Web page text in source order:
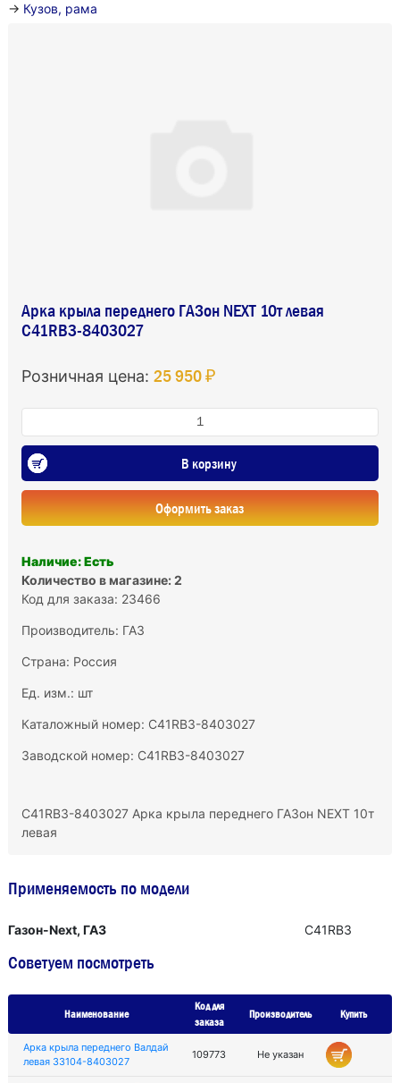
→ Кузов, рама
Арка крыла переднего ГАЗон NEXT 10т левая
C41RB3-8403027
Розничная цена: 25 950 ₽
В корзину
Оформить заказ
Наличие: Есть
Количество в магазине: 2
Код для заказа: 23466
Производитель: ГАЗ
Страна: Россия
Ед. изм.: шт
Каталожный номер: C41RB3-8403027
Заводской номер: C41RB3-8403027
C41RB3-8403027 Арка крыла переднего ГАЗон NEXT 10т
левая
Применяемость по модели
Газон-Next, ГАЗ С41RВ3
Советуем посмотреть
Наименование
Код для
заказа
Производитель Купить
Арка крыла переднего Валдай
левая 33104-8403027
109773 Не указан